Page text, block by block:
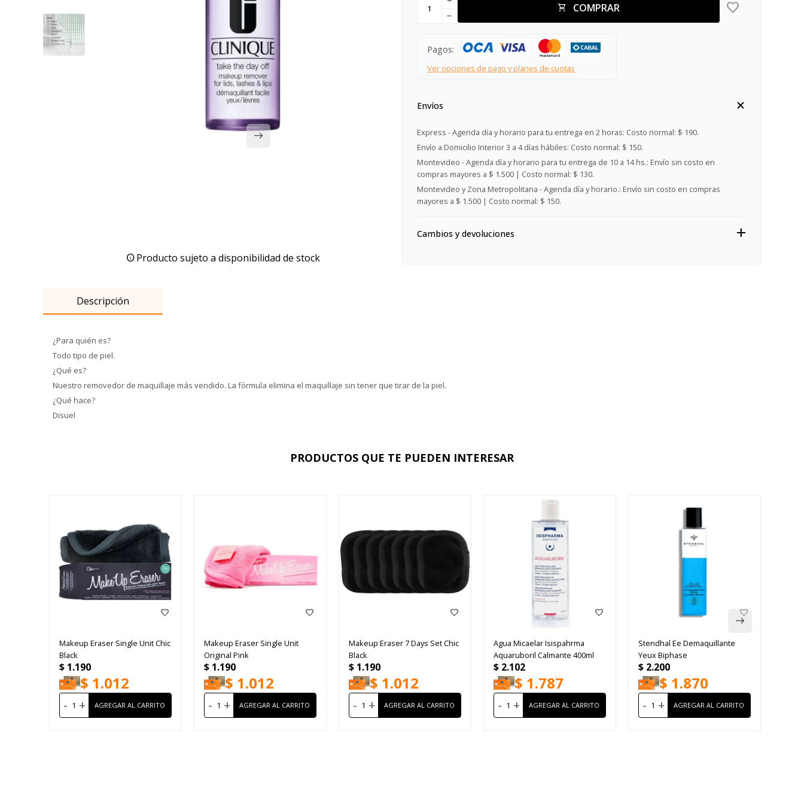
Producto sujeto a disponibilidad de stock
COMPRAR
remove
Pagos:
Ver opciones de pago y planes de cuotas
Envíos
Express - Agenda día y horario para tu entrega en 2 horas: Costo normal: $ 190.
Envío a Domicilio Interior 3 a 4 días hábiles: Costo normal: $ 150.
Montevideo - Agenda día y horario para tu entrega de 10 a 14 hs.: Envío sin costo en
compras mayores a $ 1.500 | Costo normal: $ 130.
Montevideo y Zona Metropolitana - Agenda día y horario.: Envío sin costo en compras
mayores a $ 1.500 | Costo normal: $ 150.
Cambios y devoluciones
Descripción
¿Para quién es?
Todo tipo de piel.
¿Qué es?
Nuestro removedor de maquillaje más vendido. La fórmula elimina el maquillaje sin tener que tirar de la piel.
¿Qué hace?
Disuel
PRODUCTOS QUE TE PUEDEN INTERESAR
Makeup Eraser Single Unit Chic
Black
$ 1.190
$ 1.012
- +
Makeup Eraser Single Unit
Original Pink
$ 1.190
$ 1.012
- +
Makeup Eraser 7 Days Set Chic
Black
$ 1.190
$ 1.012
- +
Agua Micaelar Isispahrma
Aquaruboril Calmante 400ml
$ 2.102
$ 1.787
- +
Stendhal Ee Demaquillante
Yeux Biphase
$ 2.200
$ 1.870
- +